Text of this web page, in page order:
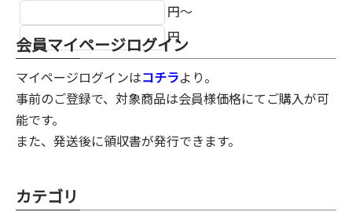
円～
円
会員マイページログイン
マイページログインはコチラより。
事前のご登録で、対象商品は会員様価格にてご購入が可
能です。
また、発送後に領収書が発行できます。
カテゴリ